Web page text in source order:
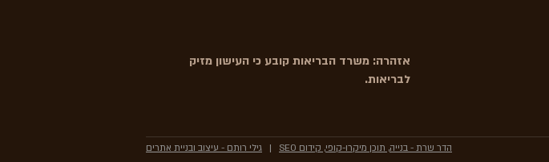
אזהרה: משרד הבריאות קובע כי העישון מזיק
לבריאות.
הדר שרת - בנייה, תוכן מיקרו-קופי, קידום SEO | גילי רותם - עיצוב ובניית אתרים